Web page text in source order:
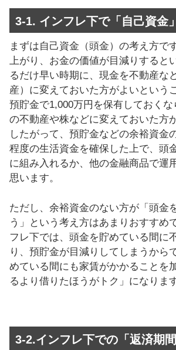
3-1. インフレ下で「自己資金
まずは自己資金（頭金）の考え方で
上がり、お金の価値が目減りすると
るだけ早い時期に、現金を不動産な
産）に変えておいた方がよいという
預貯金で1,000万円を保有しておくな
の不動産や株などに変えておいた方
したがって、預貯金などの余裕資金
程度の生活資金を確保した上で、頭
に組み入れるか、他の金融商品で運
思います。
ただし、余裕資金のない方が「頭金
う」という考え方はあまりおすすめ
フレ下では、頭金を貯めている間に
り、預貯金が目減りしてしまうから
めている間にも家賃がかかることを
るより借りたほうがトク」になります
3-2.インフレ下での「返済期